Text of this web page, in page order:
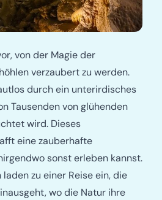
von der Magie der
verzaubert zu werden.
durch ein unterirdisches
Tausenden von glühenden
wird. Dieses
eine zauberhafte
sonst erleben kannst.
zu einer Reise ein, die
wo die Natur ihre